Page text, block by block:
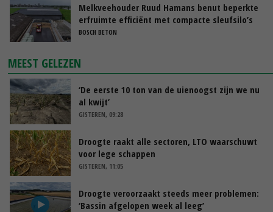
Melkveehouder Ruud Hamans benut beperkte
erfruimte efficiënt met compacte sleufsilo’s
BOSCH BETON
MEEST GELEZEN
‘De eerste 10 ton van de uienoogst zijn we nu
al kwijt’
GISTEREN, 09:28
Droogte raakt alle sectoren, LTO waarschuwt
voor lege schappen
GISTEREN, 11:05
Droogte veroorzaakt steeds meer problemen:
‘Bassin afgelopen week al leeg’